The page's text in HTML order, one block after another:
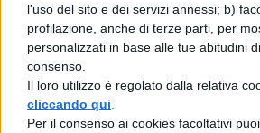
l'uso del sito e dei servizi annessi; b)
profilazione, anche di terze parti, per
personalizzati in base alle tue abitudini
consenso.
Il loro utilizzo è regolato dalla relativa
cliccando qui
Per il consenso ai cookies facoltativi
Almost Human (2013
da Blade Runner in poi
dell'androide è centrale
nerd, così come in